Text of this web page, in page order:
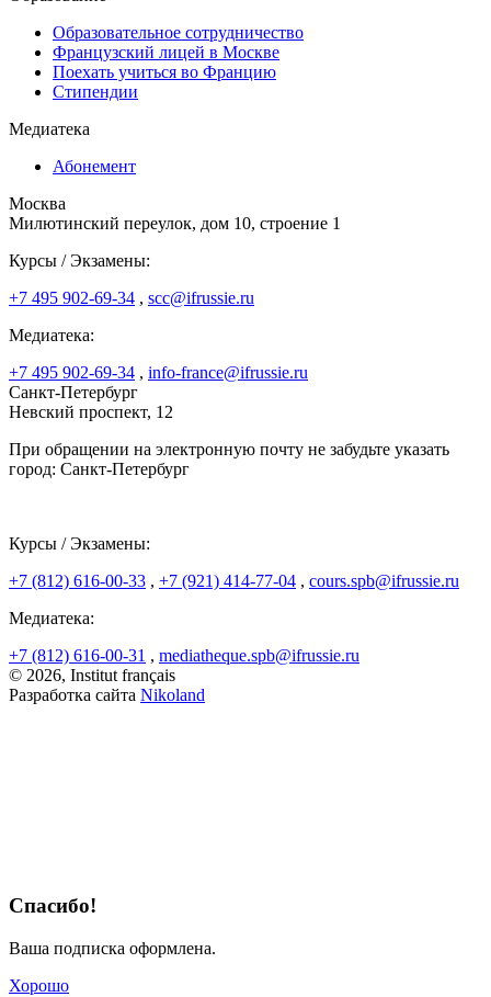
Образовательное сотрудничество
Французский лицей в Москве
Поехать учиться во Францию
Стипендии
Медиатека
Абонемент
Москва
Милютинский переулок, дом 10, строение 1
Курсы / Экзамены:
+7 495 902-69-34 , scc@ifrussie.ru
Медиатека:
+7 495 902-69-34 , info-france@ifrussie.ru
Санкт-Петербург
Невский проспект, 12
При обращении на электронную почту не забудьте указать
город: Санкт-Петербург
Курсы / Экзамены:
+7 (812) 616-00-33 , +7 (921) 414-77-04 , cours.spb@ifrussie.ru
Медиатека:
+7 (812) 616-00-31 , mediatheque.spb@ifrussie.ru
© 2026, Institut français
Разработка сайта Nikoland
Спасибо!
Ваша подписка оформлена.
Хорошо